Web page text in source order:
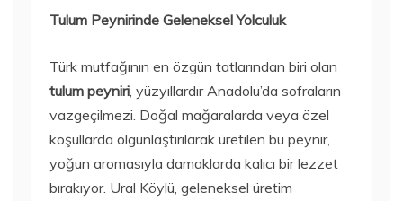
Tulum Peynirinde Geleneksel Yolculuk
Türk mutfağının en özgün tatlarından biri olan
tulum peyniri , yüzyıllardır Anadolu’da sofraların
vazgeçilmezi. Doğal mağaralarda veya özel
koşullarda olgunlaştırılarak üretilen bu peynir,
yoğun aromasıyla damaklarda kalıcı bir lezzet
bırakıyor. Ural Köylü, geleneksel üretim